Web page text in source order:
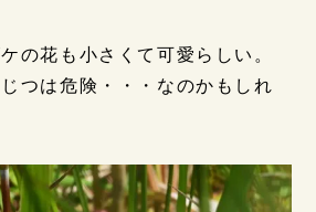
の花も小さくて可愛らしい。
つは危険・・・なのかもしれ